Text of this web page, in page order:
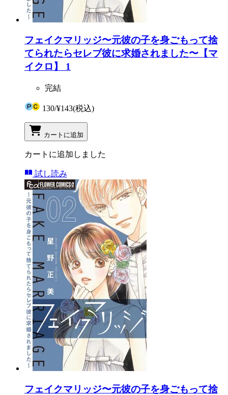
フェイクマリッジ〜元彼の子を身ごもって捨
てられたらセレブ彼に求婚されました〜【マ
イクロ】 1
完結
130/¥143(税込)
カートに追加
カートに追加しました
試し読み
フェイクマリッジ〜元彼の子を身ごもって捨